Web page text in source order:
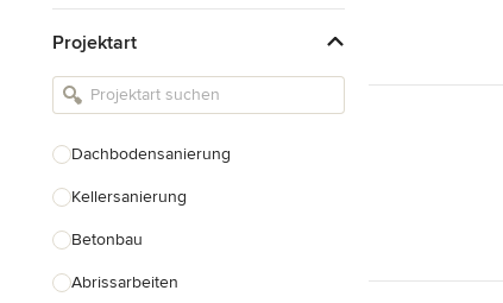
Landschaftsarchitekten
Armaturen & Sanitärbedarf
Projektart
Dachbodensanierung
Kellersanierung
Betonbau
Abrissarbeiten